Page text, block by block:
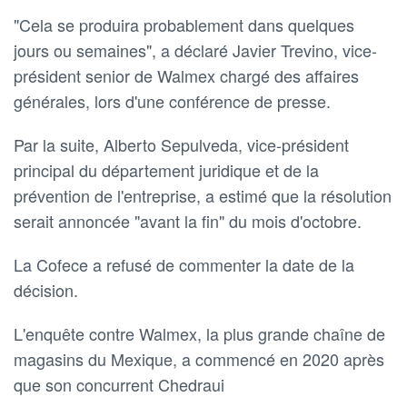
"Cela se produira probablement dans quelques
jours ou semaines", a déclaré Javier Trevino, vice-
président senior de Walmex chargé des affaires
générales, lors d'une conférence de presse.
Par la suite, Alberto Sepulveda, vice-président
principal du département juridique et de la
prévention de l'entreprise, a estimé que la résolution
serait annoncée "avant la fin" du mois d'octobre.
La Cofece a refusé de commenter la date de la
décision.
L'enquête contre Walmex, la plus grande chaîne de
magasins du Mexique, a commencé en 2020 après
que son concurrent Chedraui